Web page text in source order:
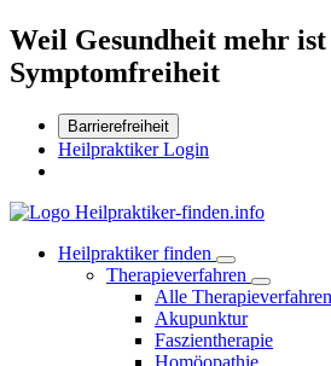
Weil Gesundheit mehr ist
Symptomfreiheit
Barrierefreiheit
Heilpraktiker Login
Heilpraktiker finden
Therapieverfahren
Alle Therapieverfahren
Akupunktur
Faszientherapie
Homöopathie